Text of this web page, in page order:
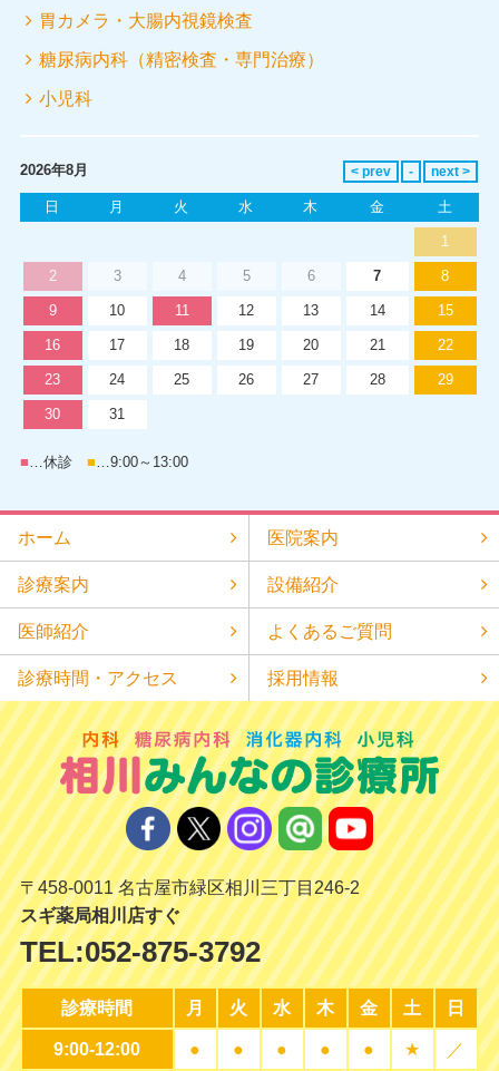
胃カメラ・大腸内視鏡検査
糖尿病内科（精密検査・専門治療）
小児科
2026年8月
日 月 火 水 木 金 土
1
2 3 4 5 6 7 8
9 10 11 12 13 14 15
16 17 18 19 20 21 22
23 24 25 26 27 28 29
30 31
■ …休診 ■ …9:00～13:00
ホーム 医院案内
診療案内 設備紹介
医師紹介 よくあるご質問
診療時間・アクセス 採用情報
〒458-0011 名古屋市緑区相川三丁目246-2
スギ薬局相川店すぐ
TEL:052-875-3792
診療時間 月 火 水 木 金 土 日
9:00-12:00 ● ● ● ● ● ★ ／